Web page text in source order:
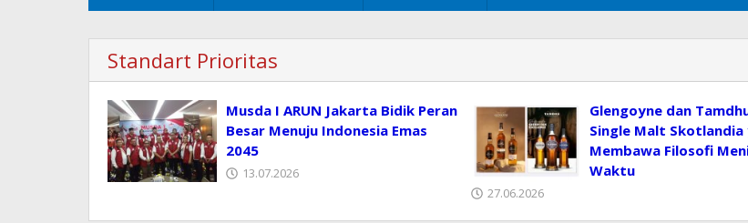
Standart Prioritas
Musda I ARUN Jakarta Bidik Peran
Besar Menuju Indonesia Emas
2045
13.07.2026
Glengoyne dan
Single Malt Skotlandia
Membawa Filosofi
Waktu
27.06.2026